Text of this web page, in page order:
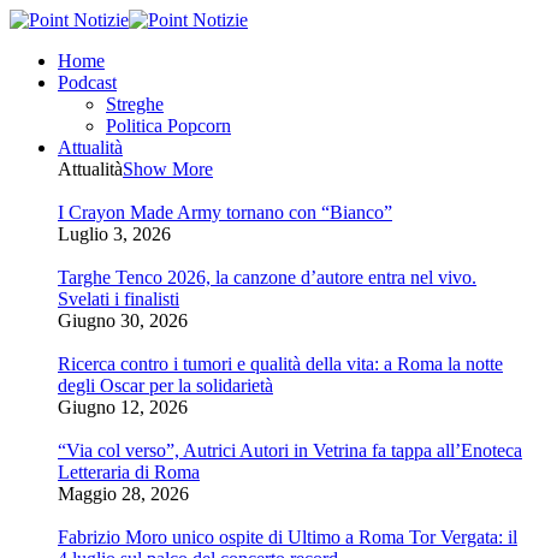
Home
Podcast
Streghe
Politica Popcorn
Attualità
AttualitàShow More
I Crayon Made Army tornano con “Bianco”
Luglio 3, 2026
Targhe Tenco 2026, la canzone d’autore entra nel vivo.
Svelati i finalisti
Giugno 30, 2026
Ricerca contro i tumori e qualità della vita: a Roma la notte
degli Oscar per la solidarietà
Giugno 12, 2026
“Via col verso”, Autrici Autori in Vetrina fa tappa all’Enoteca
Letteraria di Roma
Maggio 28, 2026
Fabrizio Moro unico ospite di Ultimo a Roma Tor Vergata: il